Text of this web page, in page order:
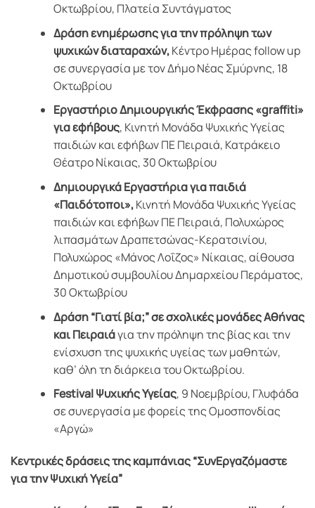
Οκτωβρίου, Πλατεία Συντάγματος
Δράση ενημέρωσης για την πρόληψη των
ψυχικών διαταραχών,Κέντρο Ημέρας follow up
σε συνεργασία με τον Δήμο Νέας Σμύρνης, 18
Οκτωβρίου
Εργαστήριο Δημιουργικής Έκφρασης «graffiti»
για εφήβους, Κινητή Μονάδα Ψυχικής Υγείας
παιδιών και εφήβων ΠΕ Πειραιά, Κατράκειο
Θέατρο Νίκαιας, 30 Οκτωβρίου
Δημιουργικά Εργαστήρια για παιδιά
«Παιδότοποι»,Κινητή Μονάδα Ψυχικής Υγείας
παιδιών και εφήβων ΠΕ Πειραιά, Πολυχώρος
λιπασμάτων Δραπετσώνας-Κερατσινίου,
Πολυχώρος «Μάνος Λοΐζος» Νίκαιας, αίθουσα
Δημοτικού συμβουλίου Δημαρχείου Περάματος,
30 Οκτωβρίου
Δράση “Γιατί βία;” σε σχολικές μονάδες Αθήνας
και Πειραιάγια την πρόληψη της βίας και την
ενίσχυση της ψυχικής υγείας των μαθητών,
καθ’ όλη τη διάρκεια του Οκτωβρίου.
Festival Ψυχικής Υγείας, 9 Νοεμβρίου, Γλυφάδα
σε συνεργασία με φορείς της Ομοσπονδίας
«Αργώ»
Κεντρικές δράσεις της καμπάνιας “ΣυνΕργαζόμαστε
για την Ψυχική Υγεία”